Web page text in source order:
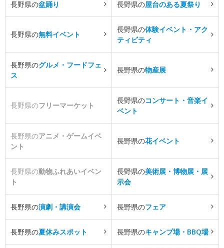
長野県の盆踊り 長野県の屋台のある夏祭り
長野県の無料イベント
長野県の体験イベント・アク
ティビティ
長野県のグルメ・フードフェ
ス
長野県の物産展
長野県のフリーマーケット
長野県のコンサート・音楽イ
ベント
長野県のアニメ・ゲームイベ
ント
長野県の花イベント
長野県の動物ふれあいイベン
ト
長野県の美術展・博物展・展
示会
長野県の演劇・講演会 長野県のフェア
長野県の夏休みスポット 長野県のキャンプ場・BBQ場